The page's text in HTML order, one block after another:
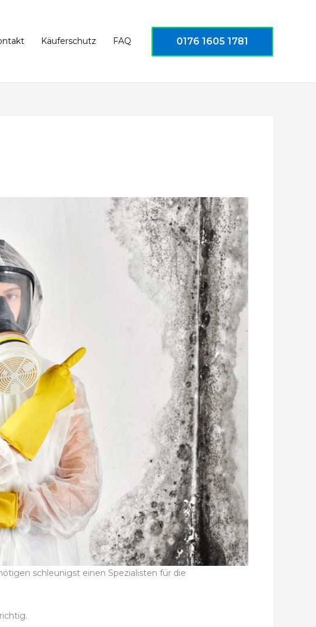
Käuferschutz FAQ 0176 1605 1781
schleunigst einen Spezialisten für die